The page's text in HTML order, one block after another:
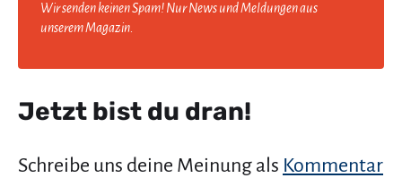
Wir senden keinen Spam! Nur News und Meldungen aus
unserem Magazin.
Jetzt bist du dran!
Schreibe uns deine Meinung als Kommentar